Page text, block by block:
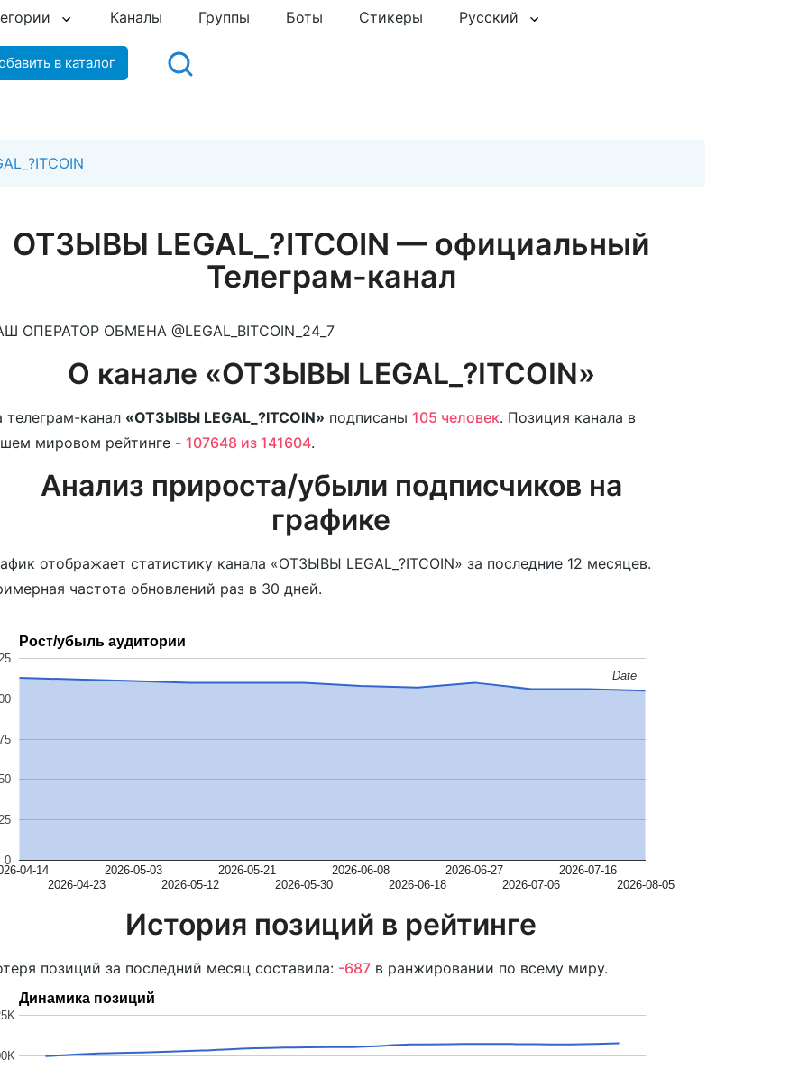
Каналы Группы Боты Стикеры Русский
в каталог
ОТЗЫВЫ LEGAL_?️ITCOIN — официальный
Телеграм-канал
ОПЕРАТОР ОБМЕНА @LEGAL_BITCOIN_24_7
О канале «ОТЗЫВЫ LEGAL_?️ITCOIN»
телеграм-канал «ОТЗЫВЫ LEGAL_?️ITCOIN» подписаны 105 человек. Позиция канала в
мировом рейтинге - 107648 из 141604.
Анализ прироста/убыли подписчиков на
графике
отображает статистику канала «ОТЗЫВЫ LEGAL_?️ITCOIN» за последние 12 месяцев.
частота обновлений раз в 30 дней.
Рост/убыль аудитории
04-14
2026-04-23
2026-05-03
2026-05-12
2026-05-21
2026-05-30
2026-06-08
2026-06-18
2026-06-27
2026-07-06
2026-07-16
2026-08-05
0
Date
Date
История позиций в рейтинге
позиций за последний месяц составила: -687в ранжировании по всему миру.
Динамика позиций